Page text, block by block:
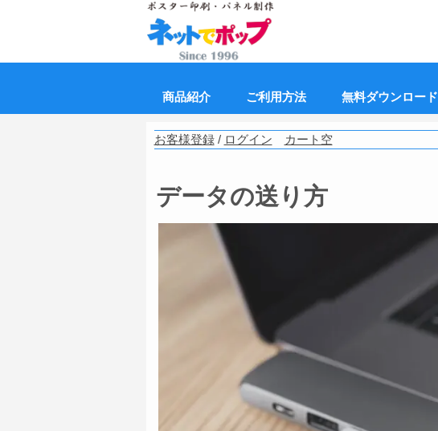
商品紹介 ご利用方法 無料ダウンロード
お客様登録/ ログイン カート空
データの送り方